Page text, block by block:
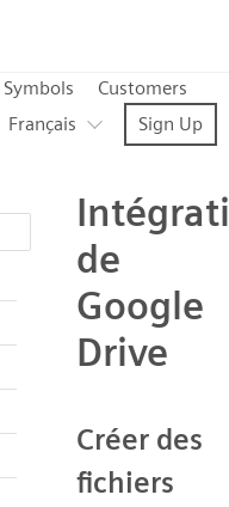
Symbols
Customers
Français
Sign Up
de
Google
Drive
Créer des
fichiers